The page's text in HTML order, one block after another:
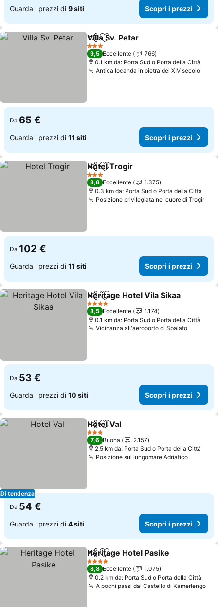
Guarda i prezzi di 9 siti Scopri i prezzi
CondividiAggiungi ai preferiti
Villa Sv. Petar
3 Stelle
9,5 Eccellente
766
0.1 km da: Porta Sud o Porta della Città
Antica locanda in pietra del XIV secolo
Da 65 €
Guarda i prezzi di 11 siti Scopri i prezzi
CondividiAggiungi ai preferiti
Hotel Trogir
3 Stelle
8,8 Eccellente
1.375
0.3 km da: Porta Sud o Porta della Città
Posizione privilegiata nel cuore di Trogir
Da 102 €
Guarda i prezzi di 11 siti Scopri i prezzi
CondividiAggiungi ai preferiti
Heritage Hotel Vila Sikaa
4 Stelle
8,5 Eccellente
1.174
0.1 km da: Porta Sud o Porta della Città
Vicinanza all'aeroporto di SpalatoScopri i
Da 53 €
Guarda i prezzi di 10 siti Scopri i prezzi
Di tendenza
CondividiAggiungi ai preferiti
Hotel Val
3 Stelle
7,6 Buona
2.157
2.5 km da: Porta Sud o Porta della Città
Posizione sul lungomare AdriaticoScopri i
Da 54 €
Guarda i prezzi di 4 siti Scopri i prezzi
CondividiAggiungi ai preferiti
Heritage Hotel Pasike
4 Stelle
8,8 Eccellente
1.075
0.2 km da: Porta Sud o Porta della Città
A pochi passi dal Castello di Kamerlengo